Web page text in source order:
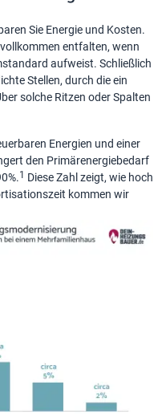
Sie Energie und Kosten.
entfalten, wenn
aufweist. Schließlich
Stellen, durch die ein
solche Ritzen oder Spalten
Energien und einer
den Primärenergiebedarf
1 Diese Zahl zeigt, wie hoch
kommen wir